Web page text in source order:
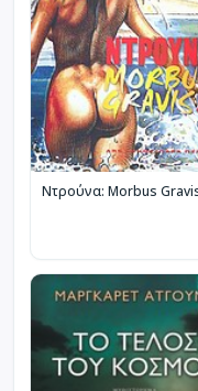
Ντρούνα: Morbus